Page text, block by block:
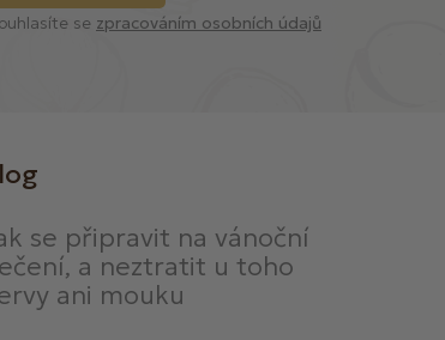
se zpracováním osobních údajů
se připravit na vánoční
a neztratit u toho
ani mouku